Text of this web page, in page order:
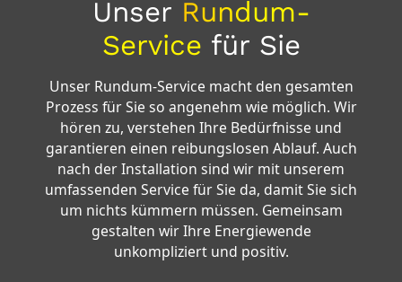
Unser Rundum-
Service für Sie
Unser Rundum-Service macht den gesamten
Prozess für Sie so angenehm wie möglich. Wir
hören zu, verstehen Ihre Bedürfnisse und
garantieren einen reibungslosen Ablauf. Auch
nach der Installation sind wir mit unserem
umfassenden Service für Sie da, damit Sie sich
um nichts kümmern müssen. Gemeinsam
gestalten wir Ihre Energiewende
unkompliziert und positiv.